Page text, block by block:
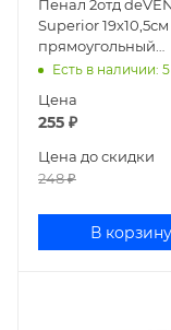
Пенал 2отд
Superior 19х10,5см
прямоугольный
ламинированный
Есть в наличии: 5
Цена
255 ₽
Цена до скидки
248₽
В корзину